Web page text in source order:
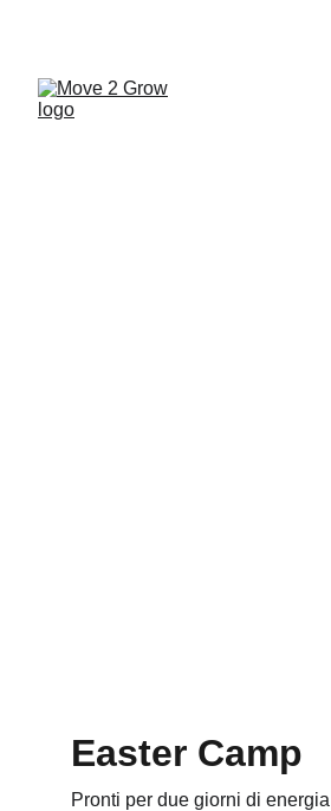
Easter Camp
Pronti per due giorni di